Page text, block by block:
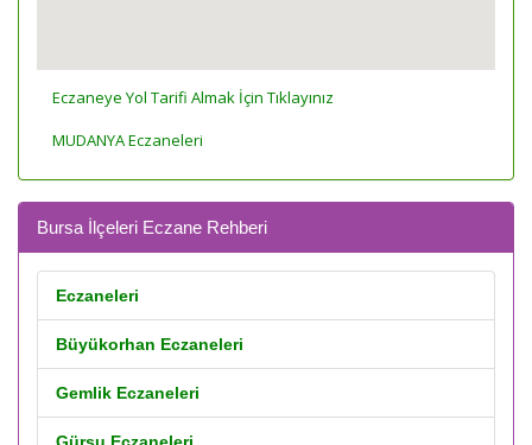
Eczaneye Yol Tarifi Almak İçin Tıklayınız
MUDANYA Eczaneleri
Bursa İlçeleri Eczane Rehberi
Eczaneleri
Büyükorhan Eczaneleri
Gemlik Eczaneleri